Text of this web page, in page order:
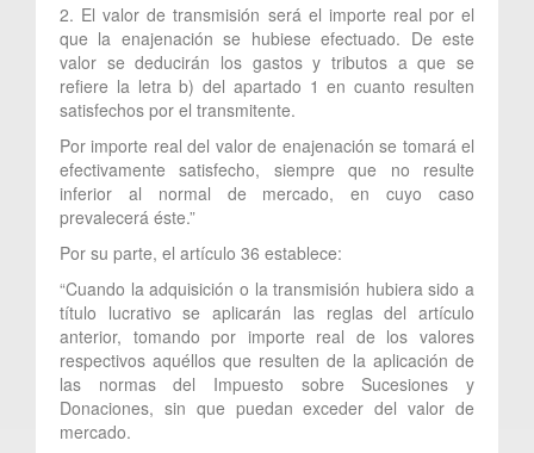
2. El valor de transmisión será el importe real por el
que la enajenación se hubiese efectuado. De este
valor se deducirán los gastos y tributos a que se
refiere la letra b) del apartado 1 en cuanto resulten
satisfechos por el transmitente.
Por importe real del valor de enajenación se tomará el
efectivamente satisfecho, siempre que no resulte
inferior al normal de mercado, en cuyo caso
prevalecerá éste.”
Por su parte, el artículo 36 establece:
“Cuando la adquisición o la transmisión hubiera sido a
título lucrativo se aplicarán las reglas del artículo
anterior, tomando por importe real de los valores
respectivos aquéllos que resulten de la aplicación de
las normas del Impuesto sobre Sucesiones y
Donaciones, sin que puedan exceder del valor de
mercado.